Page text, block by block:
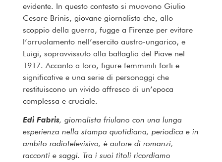
evidente. In questo contesto si muovono Giulio
Cesare Brinis, giovane giornalista che, allo
scoppio della guerra, fugge a Firenze per evitare
l’arruolamento nell’esercito austro-ungarico, e
Luigi, sopravvissuto alla battaglia del Piave nel
1917. Accanto a loro, figure femminili forti e
significative e una serie di personaggi che
restituiscono un vivido affresco di un’epoca
complessa e cruciale.
Edi Fabris, giornalista friulano con una lunga
esperienza nella stampa quotidiana, periodica e in
ambito radiotelevisivo, è autore di romanzi,
racconti e saggi. Tra i suoi titoli ricordiamo